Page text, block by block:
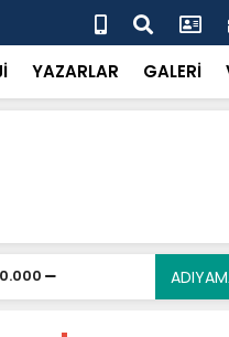
Dr. Dalyan: ‘Fransız
'metroköy' kavramıyla
YAZARLAR GALERİ